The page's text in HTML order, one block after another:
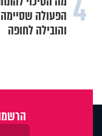
4 הפעולה
והובילה לחופה